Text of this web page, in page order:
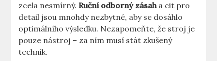
zcela nesmírný.Ruční odborný zásaha cit pro
detail jsou mnohdy nezbytné, aby se dosáhlo
optimálního výsledku. Nezapomeňte, že stroj je
pouze nástroj – za ním musí stát zkušený
technik.